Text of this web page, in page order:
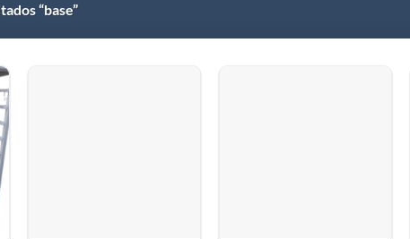
“base”